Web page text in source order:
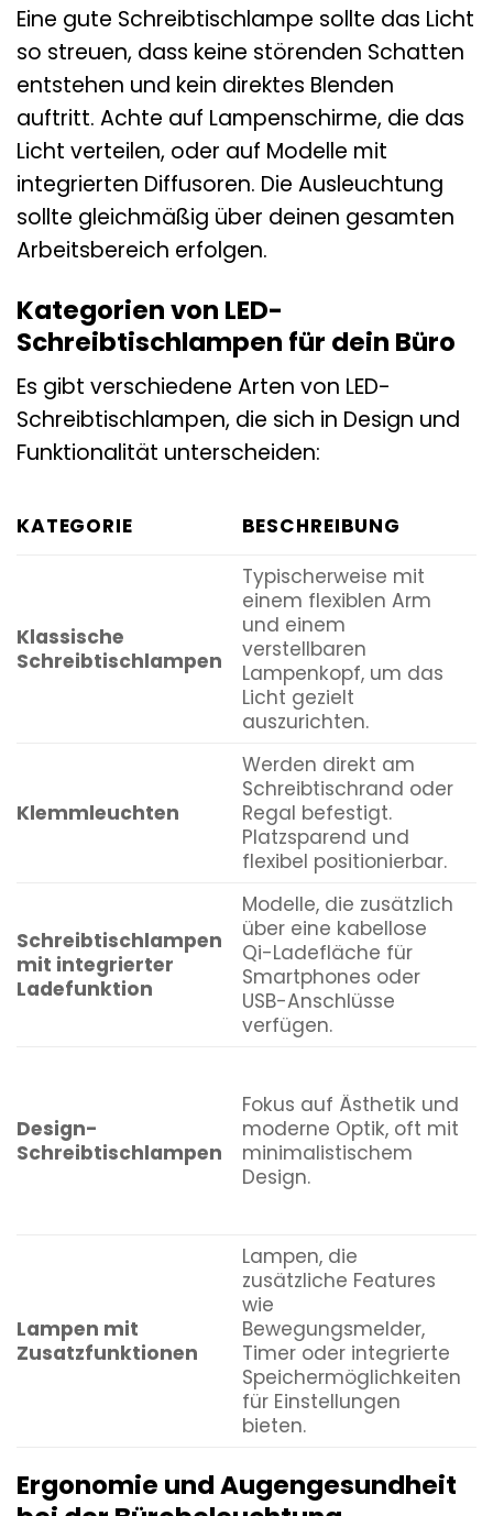
Eine gute Schreibtischlampe sollte das Licht
so streuen, dass keine störenden Schatten
entstehen und kein direktes Blenden
auftritt. Achte auf Lampenschirme, die das
Licht verteilen, oder auf Modelle mit
integrierten Diffusoren. Die Ausleuchtung
sollte gleichmäßig über deinen gesamten
Arbeitsbereich erfolgen.
Kategorien von LED-
Schreibtischlampen für dein Büro
Es gibt verschiedene Arten von LED-
Schreibtischlampen, die sich in Design und
Funktionalität unterscheiden:
KATEGORIE BESCHREIBUNG
Klassische
Schreibtischlampen
Typischerweise mit
einem flexiblen Arm
und einem
verstellbaren
Lampenkopf, um das
Licht gezielt
auszurichten.
Klemmleuchten
Werden direkt am
Schreibtischrand oder
Regal befestigt.
Platzsparend und
flexibel positionierbar.
Schreibtischlampen
mit integrierter
Ladefunktion
Modelle, die zusätzlich
über eine kabellose
Qi-Ladefläche für
Smartphones oder
USB-Anschlüsse
verfügen.
Design-
Schreibtischlampen
Fokus auf Ästhetik und
moderne Optik, oft mit
minimalistischem
Design.
Lampen mit
Zusatzfunktionen
Lampen, die
zusätzliche Features
wie
Bewegungsmelder,
Timer oder integrierte
Speichermöglichkeiten
für Einstellungen
bieten.
Ergonomie und Augengesundheit